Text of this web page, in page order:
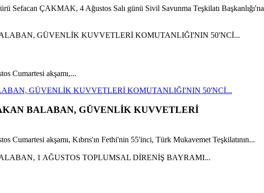
Sefacan ÇAKMAK, 4 Ağustos Salı günü Sivil Savunma Teşkilatı Başkanlığı'na
Cumartesi akşamı,...
GÜVENLİK KUVVETLERİ KOMUTANLIĞI'NIN 50'NCİ...
BALABAN, GÜVENLİK KUVVETLERİ
Cumartesi akşamı, Kıbrıs'ın Fethi'nin 55'inci, Türk Mukavemet Teşkilatının...